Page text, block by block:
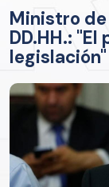
Ministro
DD.HH.:
legislación"